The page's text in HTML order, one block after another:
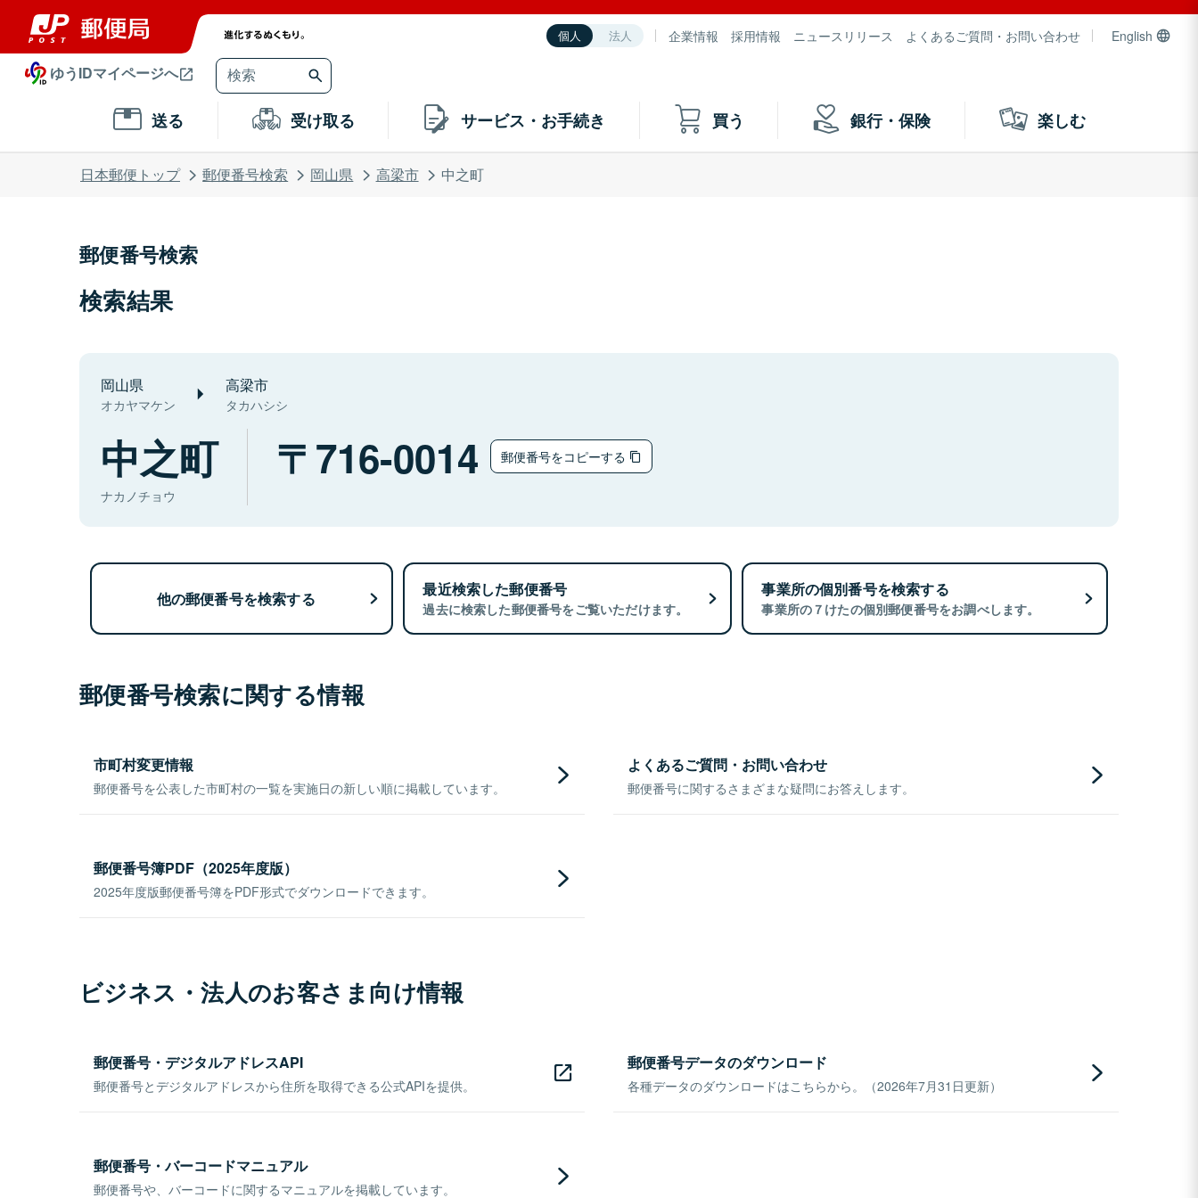
個人 法人 企業情報 採用情報 ニュースリリース よくあるご質問・お問い合わせ English
ゆうIDマイページへ
送る 受け取る サービス・お手続き 買う 銀行・保険 楽しむ
日本郵便トップ 郵便番号検索 岡山県 高梁市 中之町
郵便番号検索
検索結果
岡山県
オカヤマケン
高梁市
タカハシシ
中之町
ナカノチョウ
716-0014 郵便番号をコピーする
他の郵便番号を検索する 最近検索した郵便番号
過去に検索した郵便番号をご覧いただけます。
事業所の個別番号を検索する
事業所の７けたの個別郵便番号をお調べします。
郵便番号検索に関する情報
市町村変更情報
郵便番号を公表した市町村の一覧を実施日の新しい順に掲載しています。
よくあるご質問・お問い合わせ
郵便番号に関するさまざまな疑問にお答えします。
郵便番号簿PDF（2025年度版）
2025年度版郵便番号簿をPDF形式でダウンロードできます。
ビジネス・法人のお客さま向け情報
郵便番号・デジタルアドレスAPI
郵便番号とデジタルアドレスから住所を取得できる公式APIを提供。
郵便番号データのダウンロード
各種データのダウンロードはこちらから。（2026年7月31日更新）
郵便番号・バーコードマニュアル
郵便番号や、バーコードに関するマニュアルを掲載しています。